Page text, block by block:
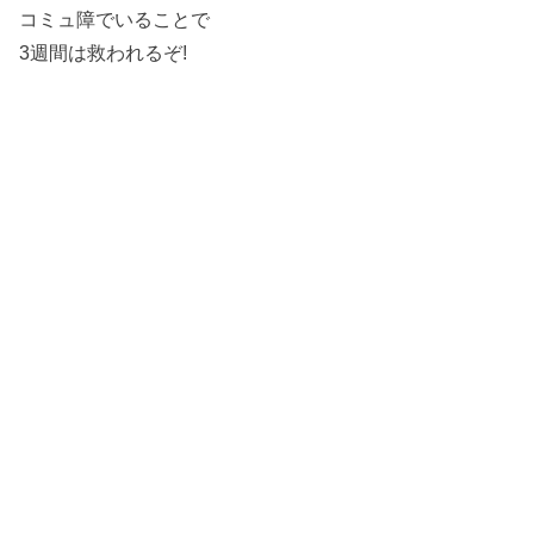
コミュ障でいることで
3週間は救われるぞ!